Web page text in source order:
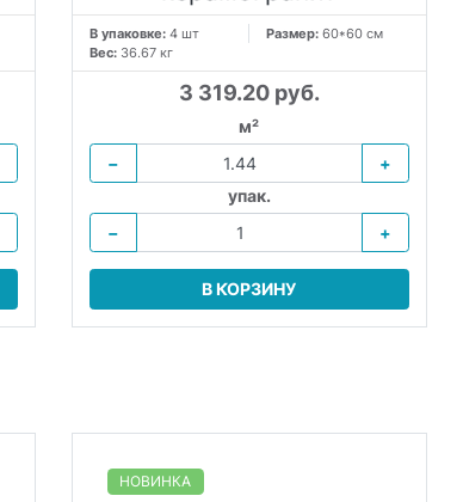
В упаковке:4 шт Размер: 60*60 см
Вес: 36.67 кг
3 319.20 руб.
м²
−
+
упак.
−
+
В КОРЗИНУ
НОВИНКА